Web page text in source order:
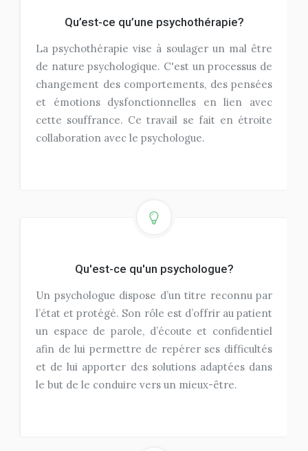
Qu’est-ce qu’une psychothérapie?
La psychothérapie vise à soulager un mal être
de nature psychologique. C'est un processus de
changement des comportements, des pensées
et émotions dysfonctionnelles en lien avec
cette souffrance. Ce travail se fait en étroite
collaboration avec le psychologue.
Qu'est-ce qu'un psychologue?
Un psychologue dispose d’un titre reconnu par
l’état et protégé. Son rôle est d’offrir au patient
un espace de parole, d’écoute et confidentiel
afin de lui permettre de repérer ses difficultés
et de lui apporter des solutions adaptées dans
le but de le conduire vers un mieux-être.